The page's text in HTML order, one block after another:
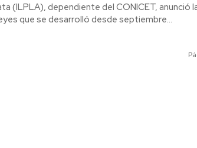
(ILPLA), dependiente del CONICET, anunció
que se desarrolló desde septiembre...